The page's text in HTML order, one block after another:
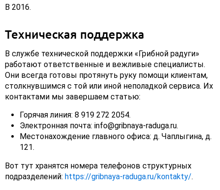
В 2016.
Техническая поддержка
В службе технической поддержки «Грибной радуги»
работают ответственные и вежливые специалисты.
Они всегда готовы протянуть руку помощи клиентам,
столкнувшимся с той или иной неполадкой сервиса. Их
контактами мы завершаем статью:
Горячая линия: 8 919 272 2054.
Электронная почта: info@gribnaya-raduga.ru.
Местонахождение главного офиса: д. Чаплыгина, д.
121.
Вот тут хранятся номера телефонов структурных
подразделений: https://gribnaya-raduga.ru/kontakty/.